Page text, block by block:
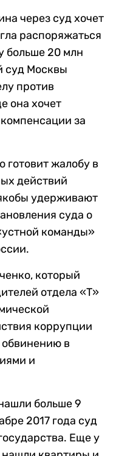
через суд хочет
распоряжаться
больше 20 млн
суд Москвы
против
она хочет
за
готовит жалобу в
действий
удерживают
суда о
команды»
который
отдела «Т»
коррупции
в
и
больше 9
2017 года суд
Еще у